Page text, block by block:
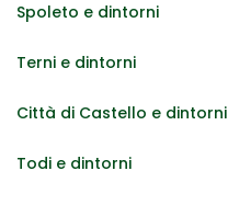
Spoleto e dintorni
Terni e dintorni
Città di Castello e dintorni
Todi e dintorni